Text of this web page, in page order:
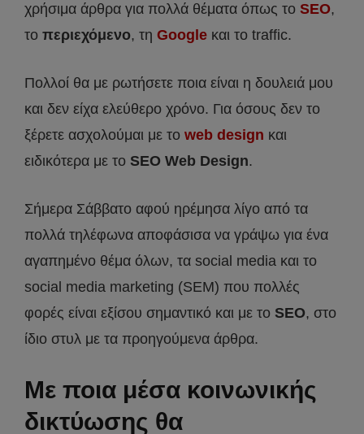
χρήσιμα άρθρα για πολλά θέματα όπως το SEO,
το περιεχόμενο, τη Google και το traffic.
Πολλοί θα με ρωτήσετε ποια είναι η δουλειά μου
και δεν είχα ελεύθερο χρόνο. Για όσους δεν το
ξέρετε ασχολούμαι με το web design και
ειδικότερα με το SEO Web Design.
Σήμερα Σάββατο αφού ηρέμησα λίγο από τα
πολλά τηλέφωνα αποφάσισα να γράψω για ένα
αγαπημένο θέμα όλων, τα social media και το
social media marketing (SEM) που πολλές
φορές είναι εξίσου σημαντικό και με το SEO, στο
ίδιο στυλ με τα προηγούμενα άρθρα.
Με ποια μέσα κοινωνικής
δικτύωσης θα